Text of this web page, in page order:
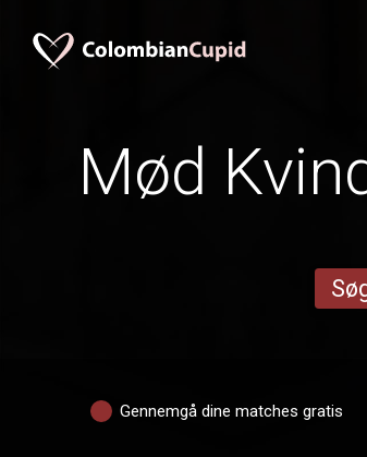
Mød
Gennemgå dine matches gratis